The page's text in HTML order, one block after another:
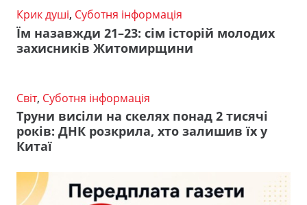
Крик душі, Суботня інформація
Їм назавжди 21–23: сім історій молодих
захисників Житомирщини
Світ, Суботня інформація
Труни висіли на скелях понад 2 тисячі
років: ДНК розкрила, хто залишив їх у
Китаї